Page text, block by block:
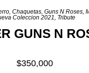
, Chaquetas, Guns N Roses,
Coleccion 2021, Tribute
GUNS N
$350,000